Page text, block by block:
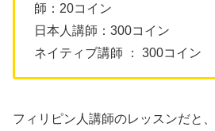
師：20コイン
日本人講師：300コイン
ネイティブ講師 ： 300コイン
フィリピン人講師のレッスンだと